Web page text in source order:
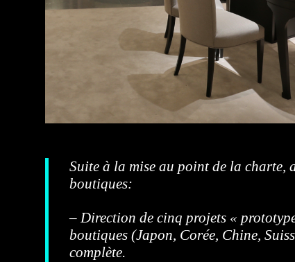
Suite à la mise au point de la
boutiques:
– Direction de cinq projets «
boutiques (Japon, Corée, Chine,
complète.